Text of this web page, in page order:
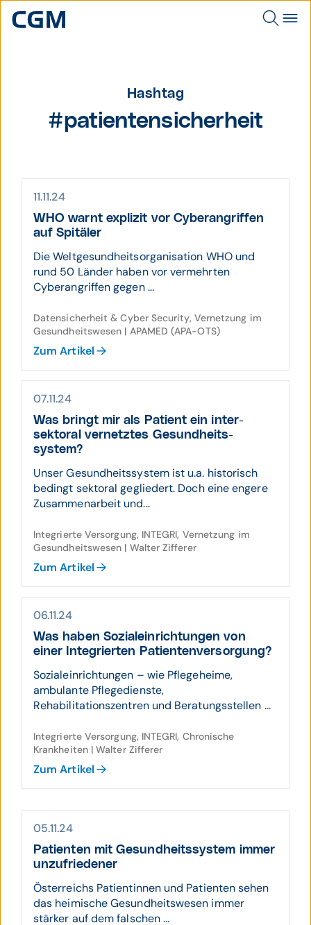
Hashtag
#patientensicherheit
11.11.24
WHO warnt explizit vor Cyber­an­griffen
auf Spitäler
Die Weltgesundheitsorganisation WHO und
rund 50 Länder haben vor vermehrten
Cyberangriffen gegen ...
Datensicherheit & Cyber Security, Vernetzung im
Gesundheitswesen | APAMED (APA-OTS)
Zum Artikel
07.11.24
Was bringt mir als Patient ein inter­
sektoral ver­netztes Gesund­heits­
system?
Unser Gesundheitssystem ist u.a. historisch
bedingt sektoral gegliedert. Doch eine engere
Zusammenarbeit und...
Integrierte Versorgung, INTEGRI, Vernetzung im
Gesundheitswesen | Walter Zifferer
Zum Artikel
06.11.24
Was haben Sozial­ein­rich­tungen von
einer Inte­grierten Patien­ten­ver­sor­gung?
Sozialeinrichtungen – wie Pflegeheime,
ambulante Pflegedienste,
Rehabilitationszentren und Beratungsstellen ...
Integrierte Versorgung, INTEGRI, Chronische
Krankheiten | Walter Zifferer
Zum Artikel
05.11.24
Patienten mit Ge­sund­heits­system immer
un­zu­frie­dener
Österreichs Patientinnen und Patienten sehen
das heimische Gesundheitswesen immer
stärker auf dem falschen ...